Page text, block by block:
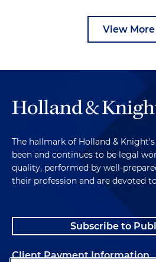
View More
The hallmark of Holland & Knight's
been and continues to be legal
quality, performed by well-
their profession and are devoted
Subscribe to
Client Payment Information